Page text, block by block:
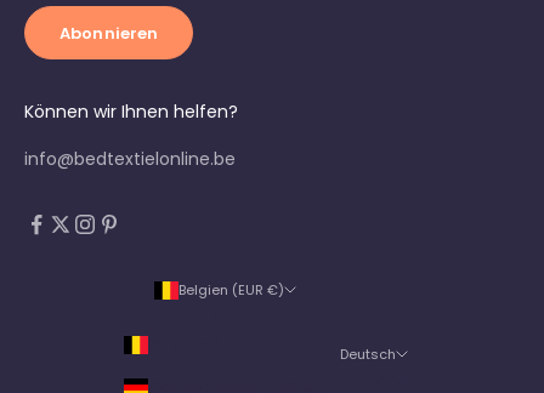
Abonnieren
Können wir Ihnen helfen?
info@bedtextielonline.be
Belgien (EUR €)
Deutsch